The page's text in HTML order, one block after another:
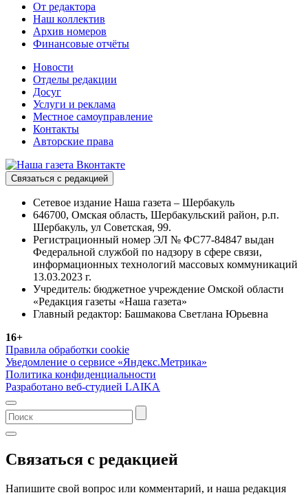
От редактора
Наш коллектив
Архив номеров
Финансовые отчёты
Новости
Отделы редакции
Досуг
Услуги и реклама
Местное самоуправление
Контакты
Авторские права
Связаться с редакцией
Сетевое издание Наша газета – Шербакуль
646700, Омская область, Шербакульский район, р.п.
Шербакуль, ул Советская, 99.
Регистрационный номер ЭЛ № ФС77-84847 выдан
Федеральной службой по надзору в сфере связи,
информационных технологий массовых коммуникаций
13.03.2023 г.
Учредитель: бюджетное учреждение Омской области
«Редакция газеты «Наша газета»
Главный редактор: Башмакова Светлана Юрьевна
16+
Правила обработки cookie
Уведомление о сервисе «Яндекс.Метрика»
Политика конфиденциальности
Разработано веб-студией LAIKA
Связаться с редакцией
Напишите свой вопрос или комментарий, и наша редакция